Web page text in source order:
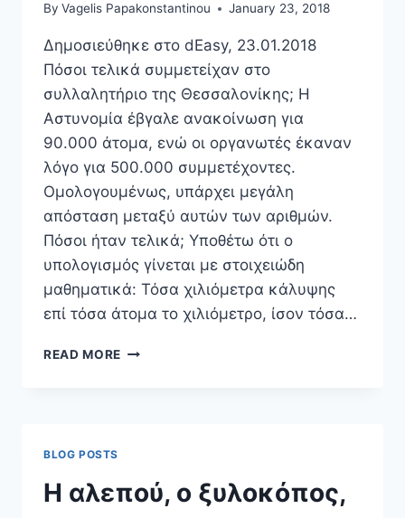
By Vagelis Papakonstantinou January 23, 2018
Δημοσιεύθηκε στο dEasy, 23.01.2018
Πόσοι τελικά συμμετείχαν στο
συλλαλητήριο της Θεσσαλονίκης; Η
Αστυνομία έβγαλε ανακοίνωση για
90.000 άτομα, ενώ οι οργανωτές έκαναν
λόγο για 500.000 συμμετέχοντες.
Ομολογουμένως, υπάρχει μεγάλη
απόσταση μεταξύ αυτών των αριθμών.
Πόσοι ήταν τελικά; Υποθέτω ότι ο
υπολογισμός γίνεται με στοιχειώδη
μαθηματικά: Τόσα χιλιόμετρα κάλυψης
επί τόσα άτομα το χιλιόμετρο, ίσον τόσα…
READ MORE ΔΙΑΔΗΛΏΝΟΝΤΑΣ
ΣΥΛΛΑΛΗΤΉΡΙΟ
ΤΗΣ
BLOG POSTS
Η αλεπού, ο ξυλοκόπος,